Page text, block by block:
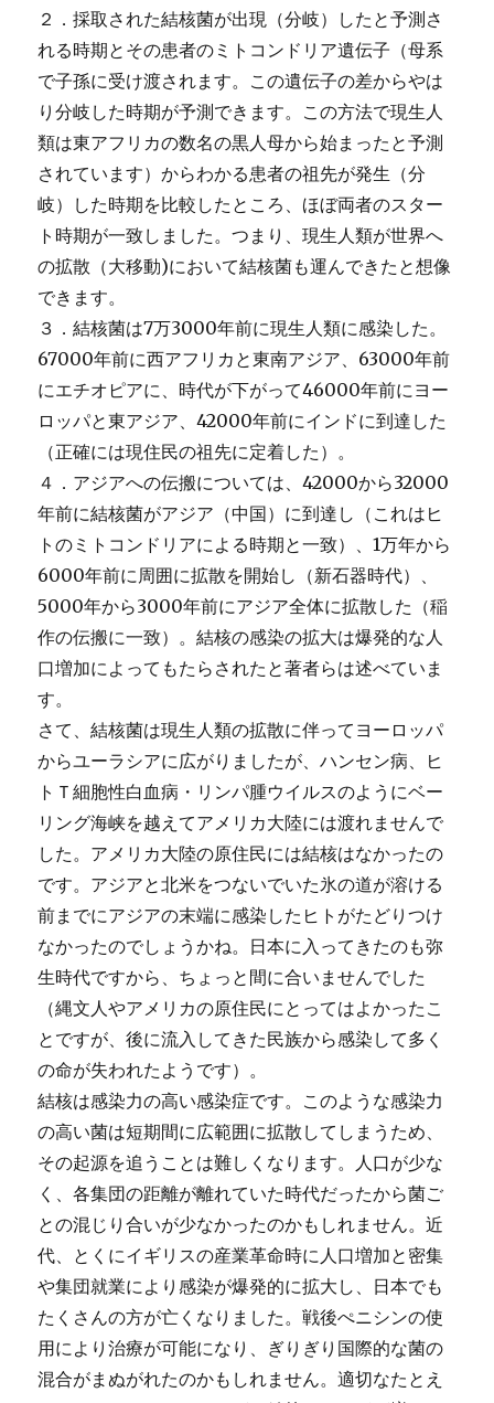
２．採取された結核菌が出現（分岐）したと予測さ
れる時期とその患者のミトコンドリア遺伝子（母系
で子孫に受け渡されます。この遺伝子の差からやは
り分岐した時期が予測できます。この方法で現生人
類は東アフリカの数名の黒人母から始まったと予測
されています）からわかる患者の祖先が発生（分
岐）した時期を比較したところ、ほぼ両者のスター
ト時期が一致しました。つまり、現生人類が世界へ
の拡散（大移動)において結核菌も運んできたと想像
できます。
３．結核菌は7万3000年前に現生人類に感染した。
67000年前に西アフリカと東南アジア、63000年前
にエチオピアに、時代が下がって46000年前にヨー
ロッパと東アジア、42000年前にインドに到達した
（正確には現住民の祖先に定着した）。
４．アジアへの伝搬については、42000から32000
年前に結核菌がアジア（中国）に到達し（これはヒ
トのミトコンドリアによる時期と一致）、1万年から
6000年前に周囲に拡散を開始し（新石器時代）、
5000年から3000年前にアジア全体に拡散した（稲
作の伝搬に一致）。結核の感染の拡大は爆発的な人
口増加によってもたらされたと著者らは述べていま
す。
さて、結核菌は現生人類の拡散に伴ってヨーロッパ
からユーラシアに広がりましたが、ハンセン病、ヒ
トＴ細胞性白血病・リンパ腫ウイルスのようにベー
リング海峡を越えてアメリカ大陸には渡れませんで
した。アメリカ大陸の原住民には結核はなかったの
です。アジアと北米をつないでいた氷の道が溶ける
前までにアジアの末端に感染したヒトがたどりつけ
なかったのでしょうかね。日本に入ってきたのも弥
生時代ですから、ちょっと間に合いませんでした
（縄文人やアメリカの原住民にとってはよかったこ
とですが、後に流入してきた民族から感染して多く
の命が失われたようです）。
結核は感染力の高い感染症です。このような感染力
の高い菌は短期間に広範囲に拡散してしまうため、
その起源を追うことは難しくなります。人口が少な
く、各集団の距離が離れていた時代だったから菌ご
との混じり合いが少なかったのかもしれません。近
代、とくにイギリスの産業革命時に人口増加と密集
や集団就業により感染が爆発的に拡大し、日本でも
たくさんの方が亡くなりました。戦後ぺニシンの使
用により治療が可能になり、ぎりぎり国際的な菌の
混合がまぬがれたのかもしれません。適切なたとえ